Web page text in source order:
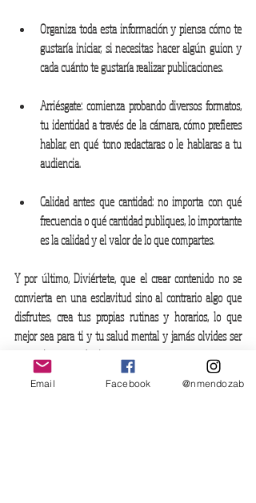
Organiza toda esta información y piensa cómo te
gustaría iniciar, si necesitas hacer algún guion y
cada cuánto te gustaría realizar publicaciones.
Arriésgate: comienza probando diversos formatos,
tu identidad a través de la cámara, cómo prefieres
hablar, en qué tono redactaras o le hablaras a tu
audiencia.
Calidad antes que cantidad: no importa con qué
frecuencia o qué cantidad publiques, lo importante
es la calidad y el valor de lo que compartes.
Y por último, Diviértete, que el crear contenido no se
convierta en una esclavitud sino al contrario algo que
disfrutes, crea tus propias rutinas y horarios, lo que
mejor sea para ti y tu salud mental y jamás olvides ser
espontáneo, ser tú mismo.
blog emprendimiento en moda
businessàlamode
contenidoredes socialesmarca personal
Email Facebook @nmendozab